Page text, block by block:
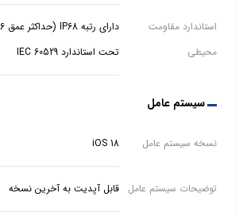
استاندارد مقاومت
محیطی
تحت استاندارد IEC 60529
سیستم عامل
نسخه سیستم عامل iOS 18
توضیحات سیستم عامل قابل آپدیت به آخرین نسخه